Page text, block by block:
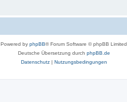
Powered by phpBB® Forum Software © phpBB Limited
Deutsche Übersetzung durch phpBB.de
Datenschutz| Nutzungsbedingungen